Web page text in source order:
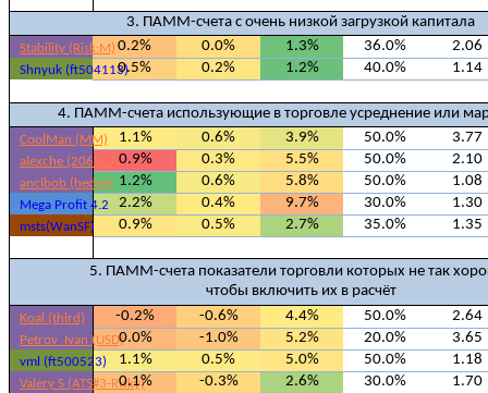
3. ПАММ-счета с очень низкой загрузкой капитала
Stability (Risk:M) 0.2% 0.0% 1.3% 36.0% 2.06
Shnyuk (ft504113)0.5% 0.2% 1.2% 40.0% 1.14
4. ПАММ-счета использующие в торговле усреднение или
CoolMan (MM) 1.1% 0.6% 3.9% 50.0% 3.77
alexche (206377)0.9% 0.3% 5.5% 50.0% 2.10
anclbob (hedge) 1.2% 0.6% 5.8% 50.0% 1.08
Mega Profit 4.2 2.2% 0.4% 9.7% 30.0% 1.30
msts(WanSF) 0.9% 0.5% 2.7% 35.0% 1.35
5. ПАММ-счета показатели торговли которых не так
чтобы включить их в расчёт
Koal (third) -0.2% -0.6% 4.4% 50.0% 2.64
Petrov_Ivan (USD)0.0% -1.0% 5.2% 20.0% 3.65
vml (ft500523) 1.1% 0.5% 5.0% 50.0% 1.18
Valery S (ATS#3-Risky)
0.1% -0.3% 2.6% 30.0% 1.70